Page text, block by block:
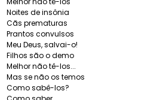
Noites de insônia
Cãs prematuras
Prantos convulsos
Meu Deus, salvai-o!
Filhos são o demo
Melhor não tê-los...
Mas se não os temos
Como sabê-los?